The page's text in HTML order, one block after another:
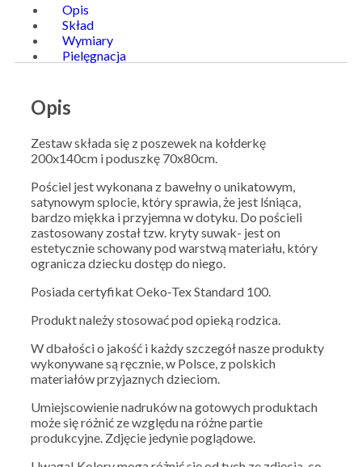
Opis
Skład
Wymiary
Pielęgnacja
Opis
Zestaw składa się z poszewek na kołderkę
200x140cm i poduszkę 70x80cm.
Pościel jest wykonana z bawełny o unikatowym,
satynowym splocie, który sprawia, że jest lśniąca,
bardzo miękka i przyjemna w dotyku. Do pościeli
zastosowany został tzw. kryty suwak- jest on
estetycznie schowany pod warstwą materiału, który
ogranicza dziecku dostęp do niego.
Posiada certyfikat Oeko-Tex Standard 100.
Produkt należy stosować pod opieką rodzica.
W dbałości o jakość i każdy szczegół nasze produkty
wykonywane są ręcznie, w Polsce, z polskich
materiałów przyjaznych dzieciom.
Umiejscowienie nadruków na gotowych produktach
może się różnić ze względu na różne partie
produkcyjne. Zdjęcie jedynie poglądowe.